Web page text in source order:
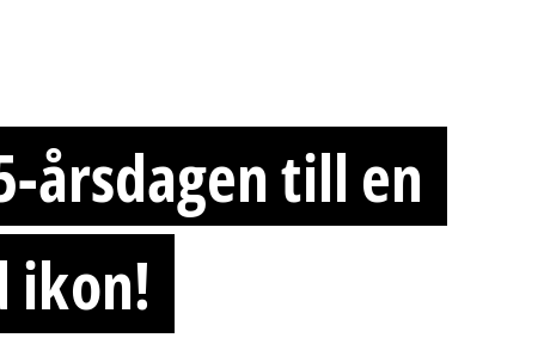
årsdagen till en
ikon!